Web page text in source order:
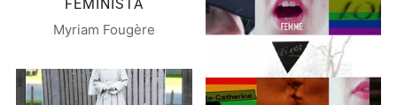
FEMINISTA
Myriam Fougère